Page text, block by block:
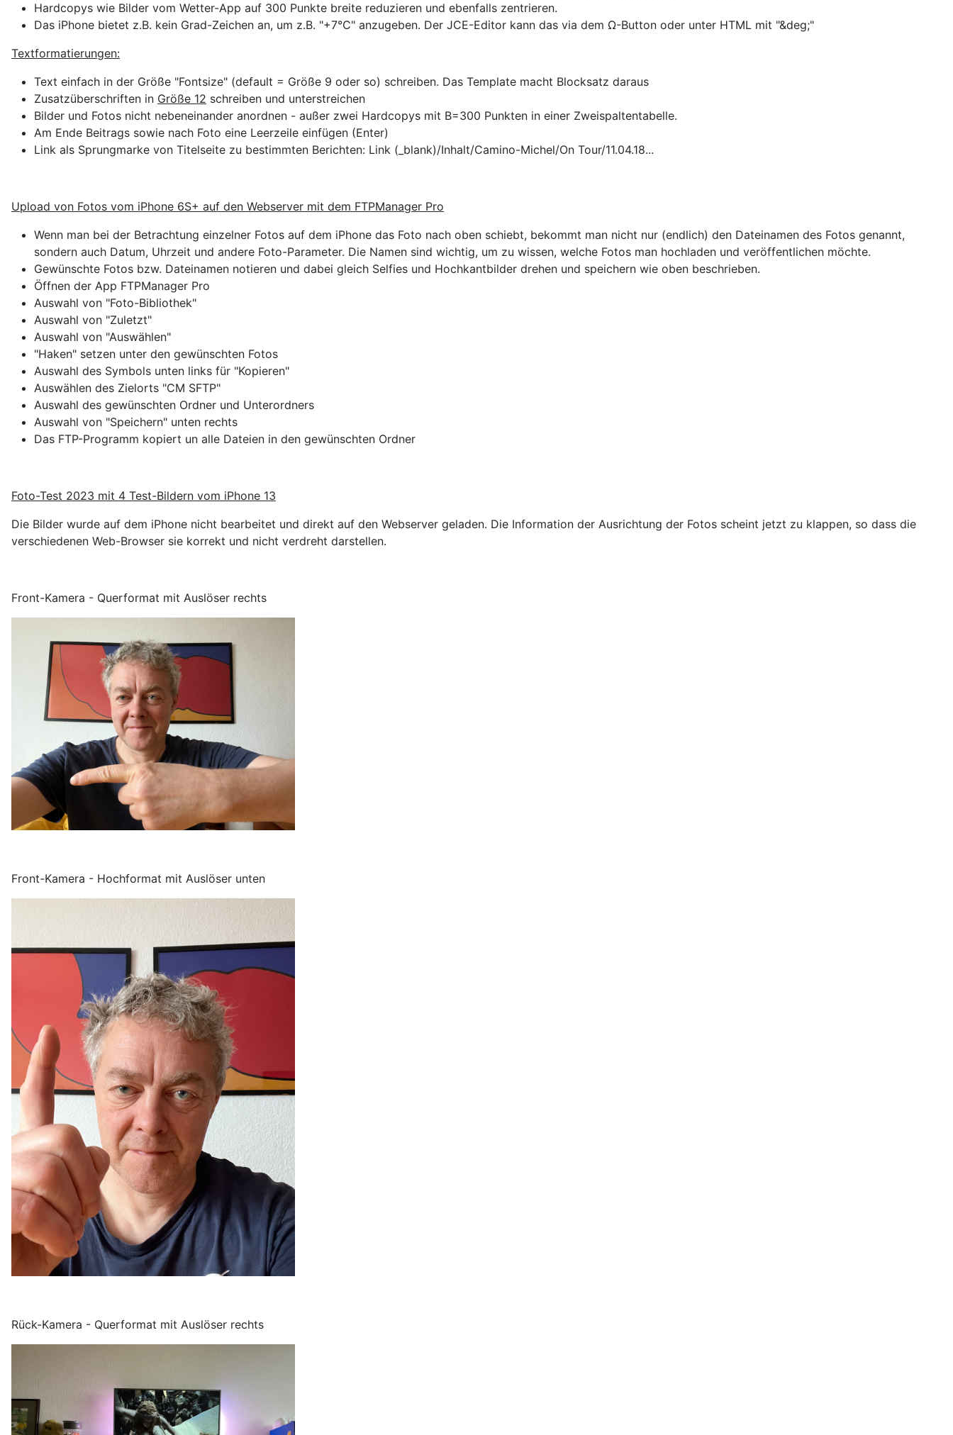
Hardcopys wie Bilder vom Wetter-App auf 300 Punkte breite reduzieren und ebenfalls zentrieren.
Das iPhone bietet z.B. kein Grad-Zeichen an, um z.B. "+7°C" anzugeben. Der JCE-Editor kann das via dem Ω-Button oder unter HTML mit "&deg;"
Textformatierungen:
Text einfach in der Größe "Fontsize" (default = Größe 9 oder so) schreiben. Das Template macht Blocksatz daraus
Zusatzüberschriften in Größe 12 schreiben und unterstreichen
Bilder und Fotos nicht nebeneinander anordnen - außer zwei Hardcopys mit B=300 Punkten in einer Zweispaltentabelle.
Am Ende Beitrags sowie nach Foto eine Leerzeile einfügen (Enter)
Link als Sprungmarke von Titelseite zu bestimmten Berichten: Link (_blank)/Inhalt/Camino-Michel/On Tour/11.04.18...
Upload von Fotos vom iPhone 6S+ auf den Webserver mit dem FTPManager Pro
Wenn man bei der Betrachtung einzelner Fotos auf dem iPhone das Foto nach oben schiebt, bekommt man nicht nur (endlich) den Dateinamen des Fotos genannt,
sondern auch Datum, Uhrzeit und andere Foto-Parameter. Die Namen sind wichtig, um zu wissen, welche Fotos man hochladen und veröffentlichen möchte.
Gewünschte Fotos bzw. Dateinamen notieren und dabei gleich Selfies und Hochkantbilder drehen und speichern wie oben beschrieben.
Öffnen der App FTPManager Pro
Auswahl von "Foto-Bibliothek"
Auswahl von "Zuletzt"
Auswahl von "Auswählen"
"Haken" setzen unter den gewünschten Fotos
Auswahl des Symbols unten links für "Kopieren"
Auswählen des Zielorts "CM SFTP"
Auswahl des gewünschten Ordner und Unterordners
Auswahl von "Speichern" unten rechts
Das FTP-Programm kopiert un alle Dateien in den gewünschten Ordner
Foto-Test 2023 mit 4 Test-Bildern vom iPhone 13
Die Bilder wurde auf dem iPhone nicht bearbeitet und direkt auf den Webserver geladen. Die Information der Ausrichtung der Fotos scheint jetzt zu klappen, so dass die
verschiedenen Web-Browser sie korrekt und nicht verdreht darstellen.
Front-Kamera - Querformat mit Auslöser rechts
Front-Kamera - Hochformat mit Auslöser unten
Rück-Kamera - Querformat mit Auslöser rechts